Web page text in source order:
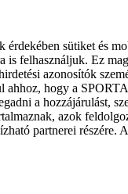
sütiket és
is felhasználjuk. Ez
azonosítók
hogy a
a hozzájárulást,
azok
partnerei